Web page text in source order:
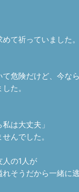
て祈っていました
て危険だけど、今な
た。
は大丈夫」
んでした。
人の1人が
れそうだから一緒に